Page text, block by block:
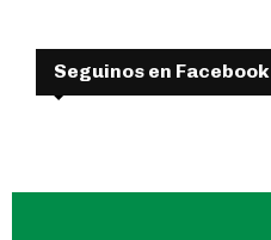
Seguinos en Facebook